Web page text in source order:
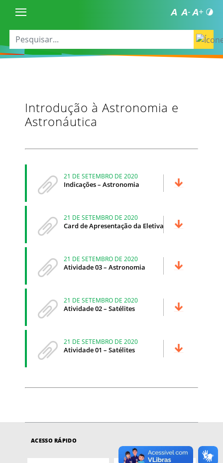
Introdução à Astronomia e
Astronáutica
21 DE SETEMBRO DE 2020
Indicações – Astronomia
21 DE SETEMBRO DE 2020
Card de Apresentação da Eletiva
21 DE SETEMBRO DE 2020
Atividade 03 – Astronomia
21 DE SETEMBRO DE 2020
Atividade 02 – Satélites
21 DE SETEMBRO DE 2020
Atividade 01 – Satélites
ACESSO RÁPIDO